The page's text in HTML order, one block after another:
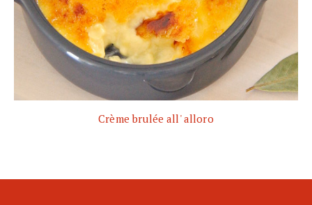
Crème brulée all' alloro